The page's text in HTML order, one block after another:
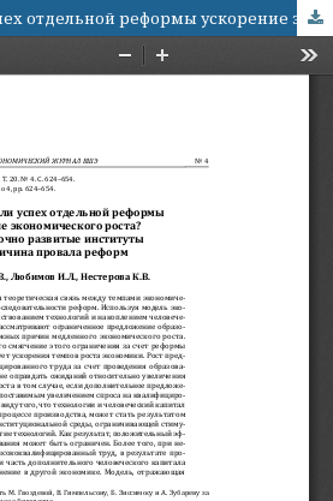
Гарантирует ли успех отдельной реформы ускорение экономического роста? Недостаточно развитые институты как причина провала реформ